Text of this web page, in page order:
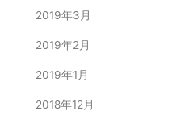
2019年3月
2019年2月
2019年1月
2018年12月